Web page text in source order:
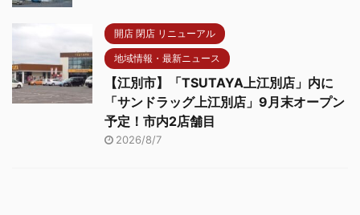
開店 閉店 リニューアル
地域情報・最新ニュース
【江別市】「TSUTAYA上江別店」内に
「サンドラッグ上江別店」9月末オープン
予定！市内2店舗目
2026/8/7